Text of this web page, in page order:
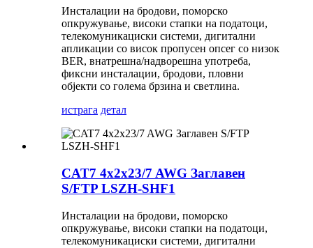
Инсталации на бродови, поморско
опкружување, високи стапки на податоци,
телекомуникациски системи, дигитални
апликации со висок пропусен опсег со низок
BER, внатрешна/надворешна употреба,
фиксни инсталации, бродови, пловни
објекти со голема брзина и светлина.
истрага детал
CAT7 4x2x23/7 AWG Заглавен
S/FTP LSZH-SHF1
Инсталации на бродови, поморско
опкружување, високи стапки на податоци,
телекомуникациски системи, дигитални